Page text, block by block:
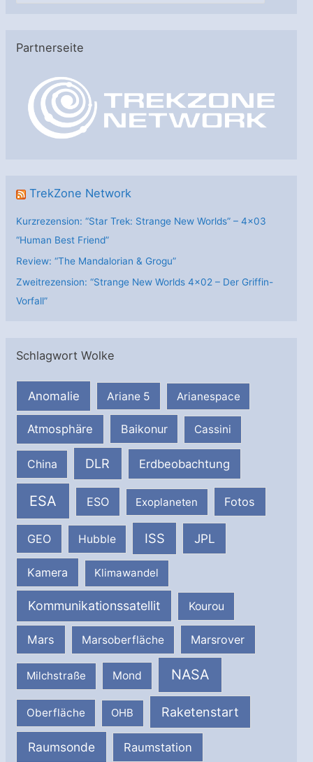
g
Partnerseite
TrekZone Network
Kurzrezension: “Star Trek: Strange New Worlds” – 4×03
“Human Best Friend”
Review: “The Mandalorian & Grogu”
Zweitrezension: “Strange New Worlds 4×02 – Der Griffin-
Vorfall”
Schlagwort Wolke
Anomalie Ariane 5 Arianespace
Atmosphäre Baikonur Cassini
China DLR Erdbeobachtung
ESA ESO Exoplaneten Fotos
GEO Hubble ISS JPL
Kamera Klimawandel
Kommunikationssatellit Kourou
Mars Marsoberfläche Marsrover
Milchstraße Mond NASA
Oberfläche OHB Raketenstart
Raumsonde Raumstation